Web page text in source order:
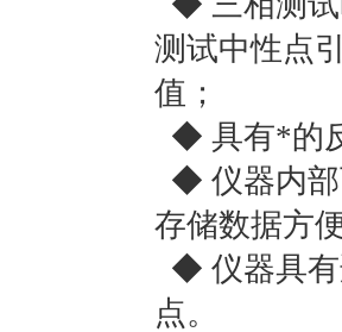
测试中性点
值；
◆ 具有*的
◆ 仪器内部
存储数据方
◆ 仪器具有
点。